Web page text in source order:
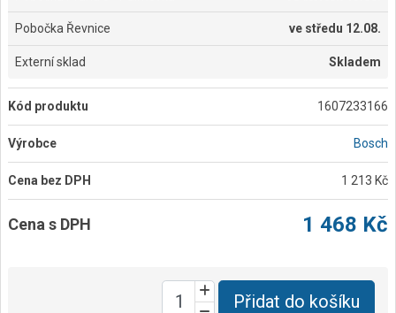
Pobočka Řevnice ve středu 12.08.
Externí sklad Skladem
Kód produktu 1607233166
Výrobce Bosch
Cena bez DPH 1 213 Kč
Cena s DPH 1 468 Kč
Přidat do košíku